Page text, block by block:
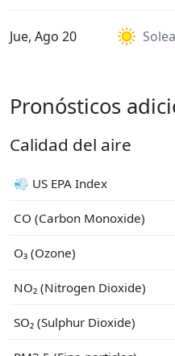
Jue, Ago 20
Pronósticos
Calidad del aire
💨 US EPA Index
CO (Carbon Monoxide)
O₃ (Ozone)
NO₂ (Nitrogen Dioxide)
SO₂ (Sulphur Dioxide)